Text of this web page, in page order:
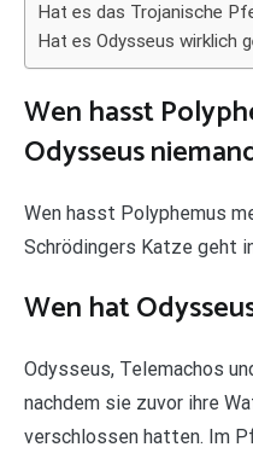
Hat es das Trojanische
Hat es Odysseus wirklich
Wen hasst
Odysseus
Wen hasst Polyphemus
Schrödingers Katze geht
Wen hat
Odysseus, Telemachos
nachdem sie zuvor ihre
verschlossen hatten. Im